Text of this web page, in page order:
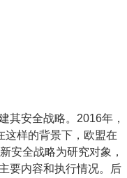
其安全战略。2016年，
这样的背景下，欧盟在
安全战略为研究对象，
要内容和执行情况。后